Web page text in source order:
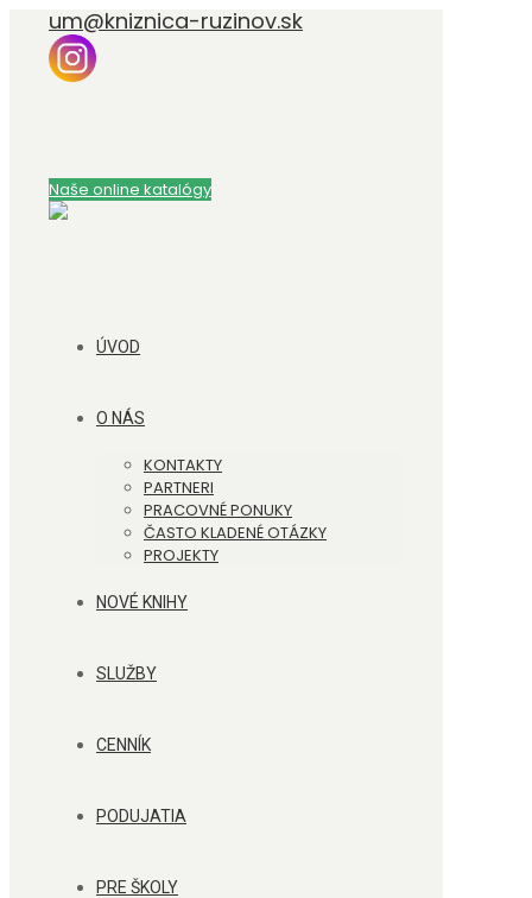
um@kniznica-ruzinov.sk
Naše online katalógy
ÚVOD
O NÁS
KONTAKTY
PARTNERI
PRACOVNÉ PONUKY
ČASTO KLADENÉ OTÁZKY
PROJEKTY
NOVÉ KNIHY
SLUŽBY
CENNÍK
PODUJATIA
PRE ŠKOLY